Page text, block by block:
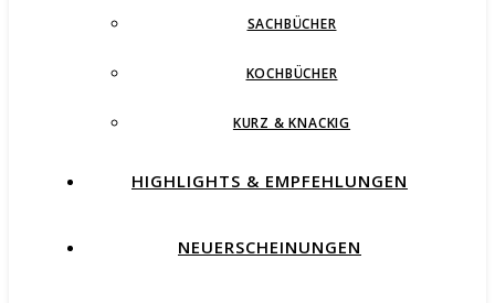
SACHBÜCHER
KOCHBÜCHER
KURZ & KNACKIG
HIGHLIGHTS & EMPFEHLUNGEN
NEUERSCHEINUNGEN